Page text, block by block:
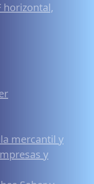
horizontal,
mercantil y
y